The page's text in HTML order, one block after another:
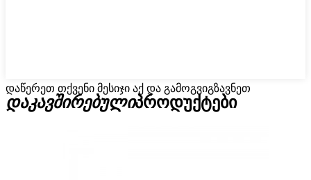
დაწერეთ თქვენი მესიჯი აქ და გამოგვიგზავნეთ
დაკავშირებულიპროდუქტები